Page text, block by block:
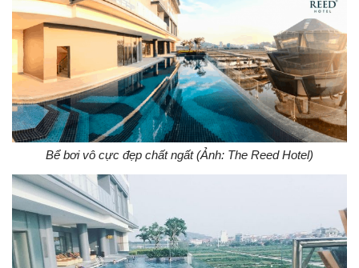
Bể bơi vô cực đẹp chất ngất (Ảnh: The Reed Hotel)